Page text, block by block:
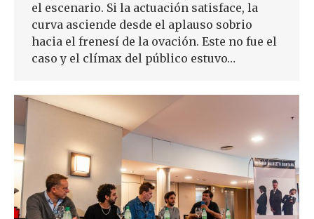
el escenario. Si la actuación satisface, la
curva asciende desde el aplauso sobrio
hacia el frenesí de la ovación. Este no fue el
caso y el clímax del público estuvo…